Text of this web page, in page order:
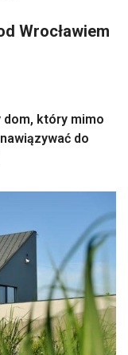
Wrocławiem
dom, który mimo
do